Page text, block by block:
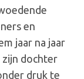
en
jaar na jaar
zijn dochter
druk te